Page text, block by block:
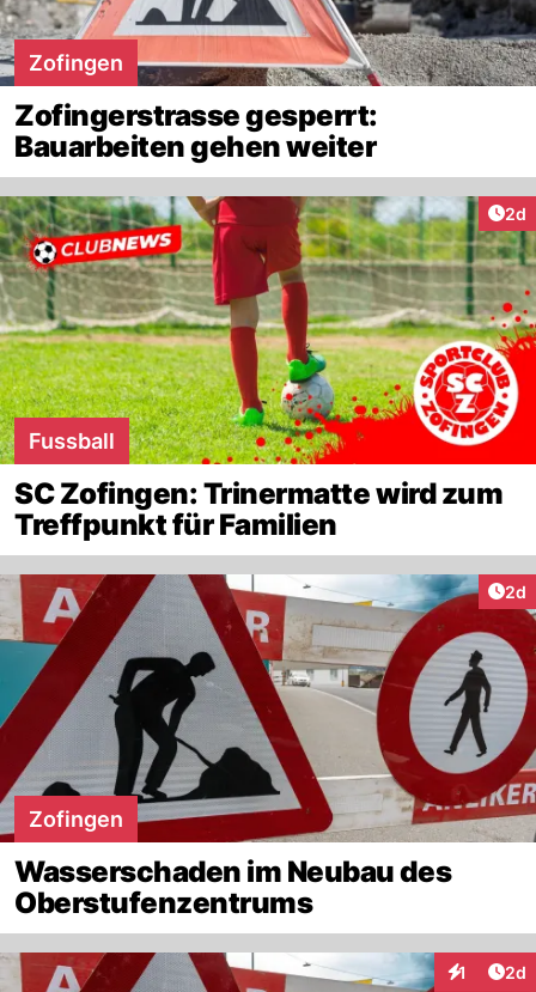
Zofingen
Zofingerstrasse gesperrt:
Bauarbeiten gehen weiter
2d
Fussball
SC Zofingen: Trinermatte wird zum
Treffpunkt für Familien
2d
Zofingen
Wasserschaden im Neubau des
Oberstufenzentrums
1 2d